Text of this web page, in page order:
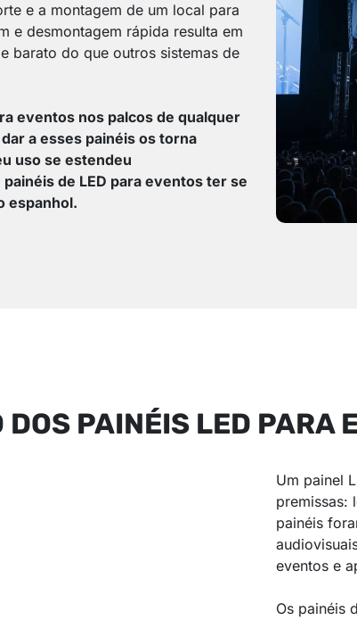
e a montagem de um local para
e desmontagem rápida resulta em
barato do que outros sistemas de
eventos nos palcos de qualquer
a esses painéis os torna
uso se estendeu
de LED para eventos ter se
espanhol.
DOS PAINÉIS LED PARA
Um painel
premissas:
painéis
eventos e
Os painéis